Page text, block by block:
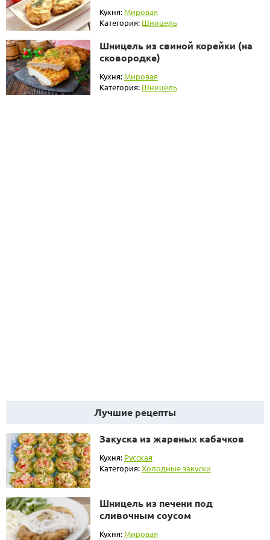
Кухня: Мировая
Категория: Шницель
Шницель из свиной корейки (на
сковородке)
Кухня: Мировая
Категория: Шницель
Лучшие рецепты
Закуска из жареных кабачков
Кухня: Русская
Категория:Холодные закуски
Шницель из печени под
сливочным соусом
Кухня: Мировая